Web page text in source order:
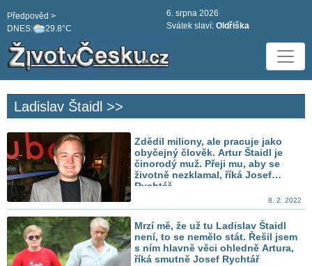
DNES: 29.8°C
Předpověd >
6. srpna 2026
Svátek slaví: Oldřiška
Ladislav Štaidl >>
Zdědil miliony, ale pracuje jako
obyčejný člověk. Artur Štaidl je
činorodý muž. Přeji mu, aby se
životně nezklamal, říká Josef
Rychtář
8. 2. 2022
Mrzí mě, že už tu Ladislav Štaidl
není, to se nemělo stát. Řešil jsem
s ním hlavně věci ohledně Artura,
říká smutně Josef Rychtář